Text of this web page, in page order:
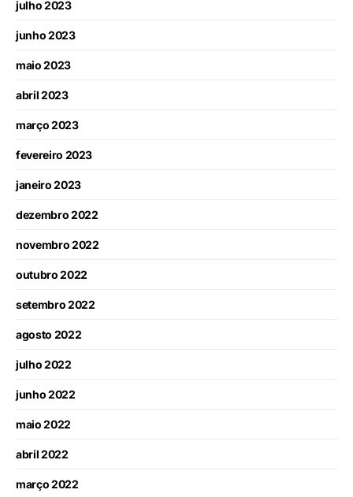
julho 2023
junho 2023
maio 2023
abril 2023
março 2023
fevereiro 2023
janeiro 2023
dezembro 2022
novembro 2022
outubro 2022
setembro 2022
agosto 2022
julho 2022
junho 2022
maio 2022
abril 2022
março 2022